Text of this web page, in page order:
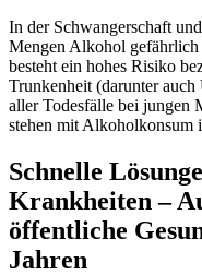
In der Schwangerschaft
Mengen Alkohol gefährlich
besteht ein hohes Risiko
Trunkenheit (darunter
aller Todesfälle bei jungen
stehen mit Alkoholkonsum
Schnelle
Krankheiten –
öffentliche
Jahren